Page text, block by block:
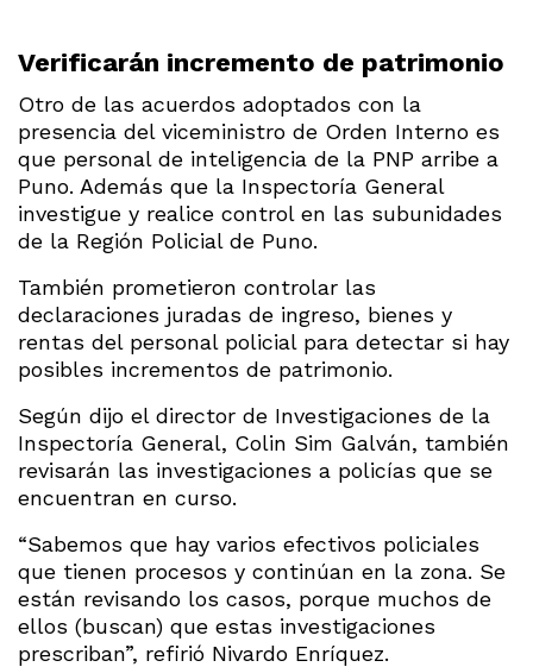
Verificarán incremento de patrimonio
Otro de las acuerdos adoptados con la
presencia del viceministro de Orden Interno es
que personal de inteligencia de la PNP arribe a
Puno. Además que la Inspectoría General
investigue y realice control en las subunidades
de la Región Policial de Puno.
También prometieron controlar las
declaraciones juradas de ingreso, bienes y
rentas del personal policial para detectar si hay
posibles incrementos de patrimonio.
Según dijo el director de Investigaciones de la
Inspectoría General, Colin Sim Galván, también
revisarán las investigaciones a policías que se
encuentran en curso.
“Sabemos que hay varios efectivos policiales
que tienen procesos y continúan en la zona. Se
están revisando los casos, porque muchos de
ellos (buscan) que estas investigaciones
prescriban”, refirió Nivardo Enríquez.